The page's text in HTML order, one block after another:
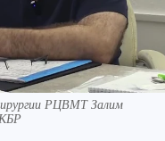
РЦВМТ Залим